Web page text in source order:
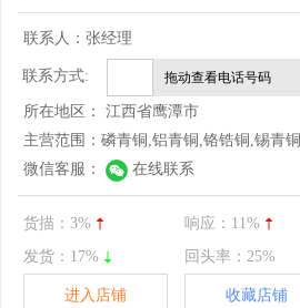
联系人： 张经理
联系方式: 拖动查看电话号码
所在地区：
江西省鹰潭市
主营范围： 磷青铜,铝青铜,铬锆铜,锡青铜
微信客服：
在线联系
货描： 3% 响应： 11%
发货： 17% 回头率： 25%
进入店铺 收藏店铺